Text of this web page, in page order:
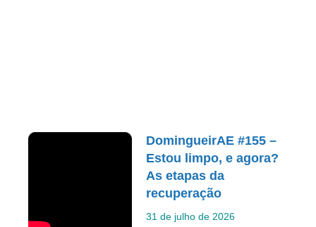
DomingueirAE #155 –
Estou limpo, e agora?
As etapas da
recuperação
31 de julho de 2026